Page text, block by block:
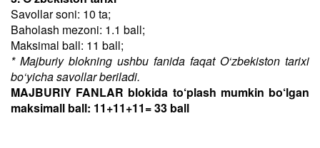
Savollar soni: 10 ta;
Baholash mezoni: 1.1 ball;
Maksimal ball: 11 ball;
* Majburiy blokning ushbu fanida faqat O‘zbekiston tarixi
bo‘yicha savollar beriladi.
MAJBURIY FANLAR blokida to‘plash mumkin bo‘lgan
maksimall ball: 11+11+11= 33 ball